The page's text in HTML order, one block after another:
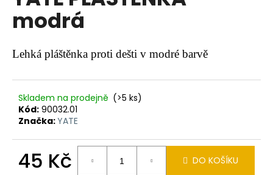
hvězdiček.
modrá
Lehká pláštěnka proti dešti v modré barvě
Skladem na prodejně (>5 ks)
Kód: 90032.01
Značka:YATE
45 Kč DO KOŠÍKU
a
j
í
t
?
HLEDAT